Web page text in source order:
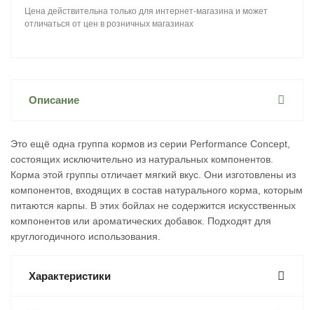
Цена действительна только для интернет-магазина и может
отличаться от цен в розничных магазинах
Описание
Это ещё одна группа кормов из серии Performance Concept,
состоящих исключительно из натуральных компонентов.
Корма этой группы отличает мягкий вкус. Они изготовлены из
компонентов, входящих в состав натурального корма, которым
питаются карпы. В этих бойлах не содержится искусственных
компонентов или ароматических добавок. Подходят для
круглогодичного использования.
Характеристики